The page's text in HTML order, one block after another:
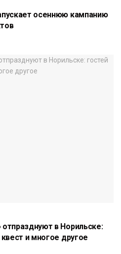
осеннюю кампанию
в Норильске:
и многое другое